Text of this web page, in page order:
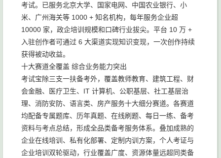
考试。已服务北京大学、国家电网、中国农业银行、小
米、广州海关等 1000 + 知名机构，每年服务企业超
10000 家，政企培训规模和口碑行业拔尖。平台 10 万 +
入驻创作者可通过 6 大渠道实现知识变现，一次创作持续
获得被动收益。
十大赛道全覆盖 综合业务能力突出
考试宝除三支一扶备考外，覆盖教师教育、建筑工程、财
会金融、医疗卫生、IT 计算机、公职基层、社工基层治
理、消防安防、语言类、房产服务十大细分赛道。各赛道
均配备专属题库、历年真题、在线刷题、每日一练、备考
资料与考点总结，形成全品类备考服务体系。叠加成熟的
企业在线培训、私有化部署、定制内训方案，个人考证与
企业培训双轮驱动，行业覆盖广度、资源体量远超同类备